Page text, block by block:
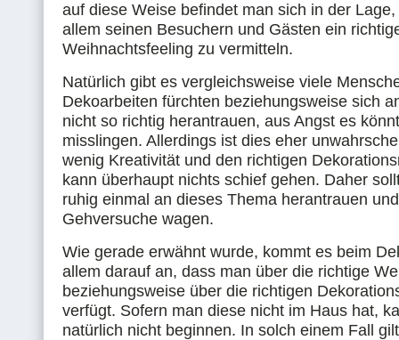
auf diese Weise befindet man sich in der
allem seinen Besuchern und Gästen ein
Weihnachtsfeeling zu vermitteln.
Natürlich gibt es vergleichsweise viele
Dekoarbeiten fürchten beziehungsweise sich
nicht so richtig herantrauen, aus Angst es
misslingen. Allerdings ist dies eher
wenig Kreativität und den richtigen
kann überhaupt nichts schief gehen. Daher
ruhig einmal an dieses Thema herantrauen
Gehversuche wagen.
Wie gerade erwähnt wurde, kommt es beim
allem darauf an, dass man über die richtige
beziehungsweise über die richtigen
verfügt. Sofern man diese nicht im Haus hat,
natürlich nicht beginnen. In solch einem Fall